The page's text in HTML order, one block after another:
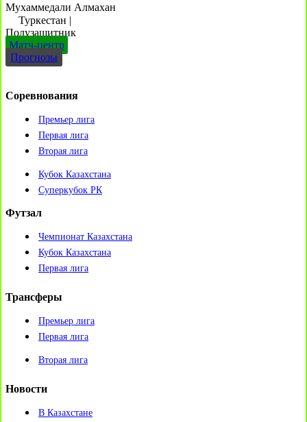
Мухаммедали Алмахан
Туркестан |
Полузащитник
Матч-центр
Прогнозы
Соревнования
Премьер лига
Первая лига
Вторая лига
Кубок Казахстана
Суперкубок РК
Футзал
Чемпионат Казахстана
Кубок Казахстана
Первая лига
Трансферы
Премьер лига
Первая лига
Вторая лига
Новости
В Казахстане